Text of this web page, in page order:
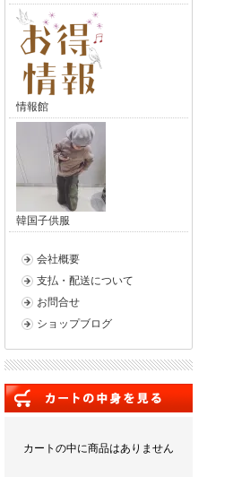
情報館
韓国子供服
会社概要
支払・配送について
お問合せ
ショップブログ
カートの中に商品はありません